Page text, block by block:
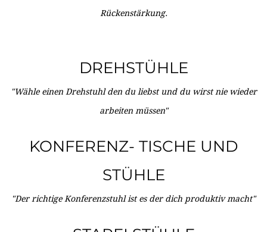
Rückenstärkung.
DREHSTÜHLE
"Wähle einen Drehstuhl den du liebst und du wirst nie wieder
arbeiten müssen"
KONFERENZ- TISCHE UND
STÜHLE
"Der richtige Konferenzstuhl ist es der dich produktiv macht"